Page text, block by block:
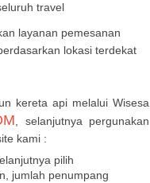
travel
layanan pemesanan
lokasi terdekat
kereta api melalui Wisesa
, selanjutnya pergunakan
kami :
pilih
jumlah penumpang